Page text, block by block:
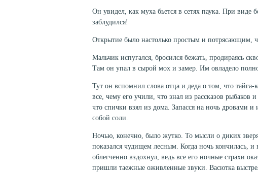
Он увидел, как муха бьется в сетях паука. При
заблудился!
Открытие было настолько простым и потрясающим,
Мальчик испугался, бросился бежать, продираясь
Там он упал в сырой мох и замер. Им овладело
Тут он вспомнил слова отца и деда о том, что
все, чему его учили, что знал из рассказов
что спички взял из дома. Запасся на ночь дровами и
собой соли.
Ночью, конечно, было жутко. То мысли о диких
показался чудищем лесным. Когда ночь кончилась,
облегченно вздохнул, ведь все его ночные страхи
пришли таежные ожив­ленные звуки. Васютка